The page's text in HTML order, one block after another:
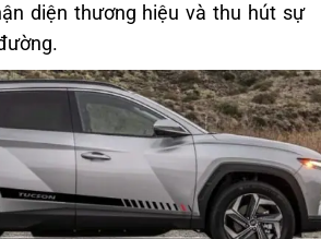
diện thương hiệu và thu hút sự